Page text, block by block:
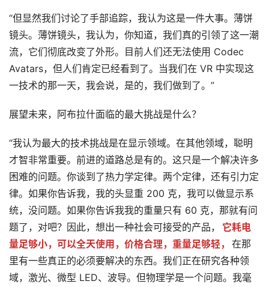
用
新
闻
设
备
排
名
观
点
资
源
下
载
登录 注册
“但显然我们讨论了手部追踪，我认为这是一件大事。薄饼
镜头。薄饼镜头，我认为，你知道，我们真的引领了这一潮
流，它们彻底改变了外形。目前人们还无法使用 Codec
Avatars，但人们肯定已经看到了。当我们在 VR 中实现这
一技术的那一天，我会说，是的，我们做到了。”
展望未来，阿布拉什面临的最大挑战是什么？
“我认为最大的技术挑战是在显示领域。在其他领域，聪明
才智非常重要。前进的道路总是有的。这只是一个解决许多
困难的问题。你谈到了热力学定律。两个定律，还有引力定
律。如果你告诉我，我的头显重 200 克，我可以做显示系
统，没问题。如果你告诉我我的重量只有 60 克，那就有问
题了，对吧？因此，想出一种社会可接受的产品，
它耗电
量足够小，可以全天使用，价格合理，重量足够轻，
在那
里有一些真正的必须要解决的东西。我们正在研究各种领
域，激光、微型 LED、波导。但物理学是一个问题。我毫